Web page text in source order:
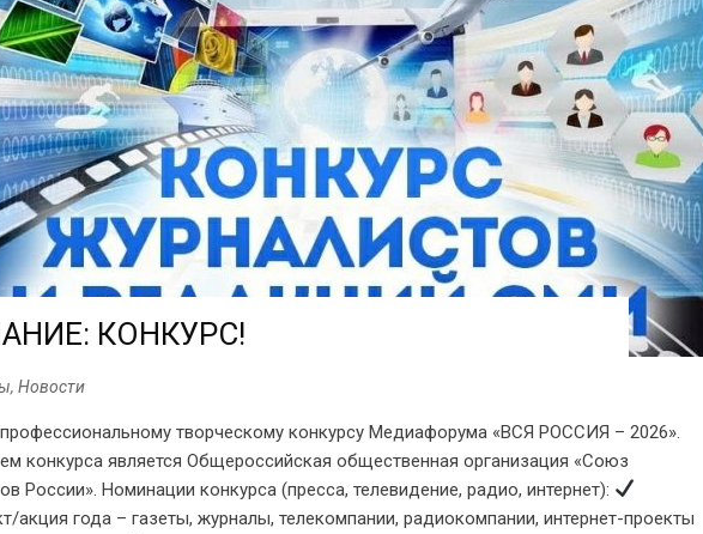
КОНКУРС!
, Новости
творческому конкурсу Медиафорума «ВСЯ РОССИЯ – 2026».
конкурса является Общероссийская общественная организация «Союз
России». Номинации конкурса (пресса, телевидение, радио, интернет):
акция года – газеты, журналы, телекомпании, радиокомпании, интернет-проекты